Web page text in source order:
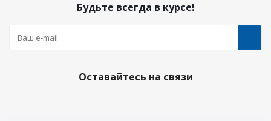
Будьте всегда в курсе!
Оставайтесь на связи